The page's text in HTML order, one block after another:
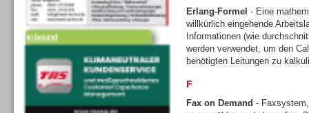
Inbound
Erlang-Formel - Eine
willkürlich eingehende
Informationen (wie
werden verwendet, um den
benötigten Leitungen zu
F
Fax on Demand -